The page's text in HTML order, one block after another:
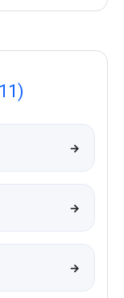
→
→
→